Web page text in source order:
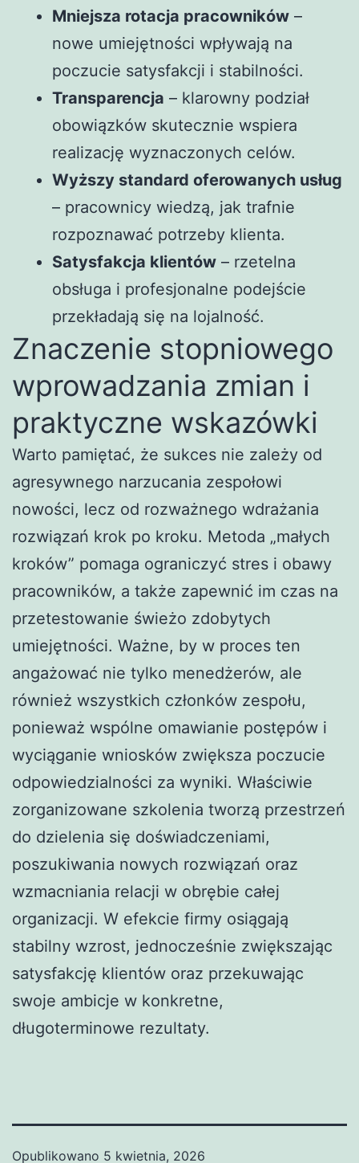
Mniejsza rotacja pracowników –
nowe umiejętności wpływają na
poczucie satysfakcji i stabilności.
Transparencja – klarowny podział
obowiązków skutecznie wspiera
realizację wyznaczonych celów.
Wyższy standard oferowanych usług
– pracownicy wiedzą, jak trafnie
rozpoznawać potrzeby klienta.
Satysfakcja klientów – rzetelna
obsługa i profesjonalne podejście
przekładają się na lojalność.
Znaczenie stopniowego
wprowadzania zmian i
praktyczne wskazówki
Warto pamiętać, że sukces nie zależy od
agresywnego narzucania zespołowi
nowości, lecz od rozważnego wdrażania
rozwiązań krok po kroku. Metoda „małych
kroków” pomaga ograniczyć stres i obawy
pracowników, a także zapewnić im czas na
przetestowanie świeżo zdobytych
umiejętności. Ważne, by w proces ten
angażować nie tylko menedżerów, ale
również wszystkich członków zespołu,
ponieważ wspólne omawianie postępów i
wyciąganie wniosków zwiększa poczucie
odpowiedzialności za wyniki. Właściwie
zorganizowane szkolenia tworzą przestrzeń
do dzielenia się doświadczeniami,
poszukiwania nowych rozwiązań oraz
wzmacniania relacji w obrębie całej
organizacji. W efekcie firmy osiągają
stabilny wzrost, jednocześnie zwiększając
satysfakcję klientów oraz przekuwając
swoje ambicje w konkretne,
długoterminowe rezultaty.
Opublikowano 5 kwietnia, 2026